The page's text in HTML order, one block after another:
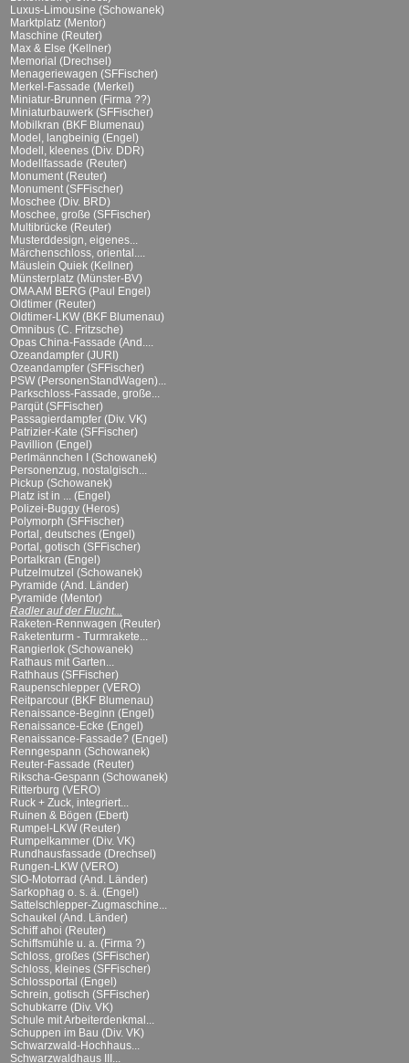
Luxus-Limousine (Schowanek)
Marktplatz (Mentor)
Maschine (Reuter)
Max & Else (Kellner)
Memorial (Drechsel)
Menageriewagen (SFFischer)
Merkel-Fassade (Merkel)
Miniatur-Brunnen (Firma ??)
Miniaturbauwerk (SFFischer)
Mobilkran (BKF Blumenau)
Model, langbeinig (Engel)
Modell, kleenes (Div. DDR)
Modellfassade (Reuter)
Monument (Reuter)
Monument (SFFischer)
Moschee (Div. BRD)
Moschee, große (SFFischer)
Multibrücke (Reuter)
Musterddesign, eigenes...
Märchenschloss, oriental....
Mäuslein Quiek (Kellner)
Münsterplatz (Münster-BV)
OMA AM BERG (Paul Engel)
Oldtimer (Reuter)
Oldtimer-LKW (BKF Blumenau)
Omnibus (C. Fritzsche)
Opas China-Fassade (And....
Ozeandampfer (JURI)
Ozeandampfer (SFFischer)
PSW (PersonenStandWagen)...
Parkschloss-Fassade, große...
Parqüt (SFFischer)
Passagierdampfer (Div. VK)
Patrizier-Kate (SFFischer)
Pavillion (Engel)
Perlmännchen I (Schowanek)
Personenzug, nostalgisch...
Pickup (Schowanek)
Platz ist in ... (Engel)
Polizei-Buggy (Heros)
Polymorph (SFFischer)
Portal, deutsches (Engel)
Portal, gotisch (SFFischer)
Portalkran (Engel)
Putzelmutzel (Schowanek)
Pyramide (And. Länder)
Pyramide (Mentor)
Radler auf der Flucht...
Raketen-Rennwagen (Reuter)
Raketenturm - Turmrakete...
Rangierlok (Schowanek)
Rathaus mit Garten...
Rathhaus (SFFischer)
Raupenschlepper (VERO)
Reitparcour (BKF Blumenau)
Renaissance-Beginn (Engel)
Renaissance-Ecke (Engel)
Renaissance-Fassade? (Engel)
Renngespann (Schowanek)
Reuter-Fassade (Reuter)
Rikscha-Gespann (Schowanek)
Ritterburg (VERO)
Ruck + Zuck, integriert...
Ruinen & Bögen (Ebert)
Rumpel-LKW (Reuter)
Rumpelkammer (Div. VK)
Rundhausfassade (Drechsel)
Rungen-LKW (VERO)
SIO-Motorrad (And. Länder)
Sarkophag o. s. ä. (Engel)
Sattelschlepper-Zugmaschine...
Schaukel (And. Länder)
Schiff ahoi (Reuter)
Schiffsmühle u. a. (Firma ?)
Schloss, großes (SFFischer)
Schloss, kleines (SFFischer)
Schlossportal (Engel)
Schrein, gotisch (SFFischer)
Schubkarre (Div. VK)
Schule mit Arbeiterdenkmal...
Schuppen im Bau (Div. VK)
Schwarzwald-Hochhaus...
Schwarzwaldhaus III...